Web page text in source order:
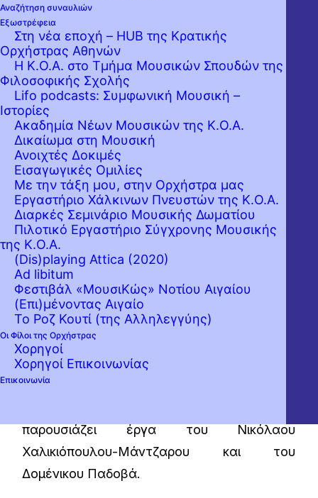
Αναζήτηση συναυλιών
Εξωστρέφεια
Στη νέα εποχή – HUB της Κρατικής
Ορχήστρας Αθηνών
Η Κ.Ο.Α. στο Τμήμα Μουσικών Σπουδών της
Φιλοσοφικής Σχολής
Lifo podcasts: Συμφωνική Μουσική –
Ιστορίες
Ακαδημία Νέων Μουσικών της Κ.Ο.Α.
Δικαίωμα στη Μουσική
Ανοιχτές Δοκιμές
Εισαγωγικές Ομιλίες
Με την τάξη μου, στην Ορχήστρα μας
Εργαστήριo Χάλκινων Πνευστών της Κ.Ο.Α.
Διαρκές Σεμινάριο Μουσικής Δωματίου
Πιλοτικό Εργαστήριο Σύγχρονης Μουσικής
της Κ.Ο.Α.
(Dis)playing Attica (2020)
Ad libitum
Φεστιβάλ «ΜουσιΚώς» Νοτίου Αιγαίου
(Επι)μένοντας Αιγαίο
Το Ροζ Κουτί (της Αλληλεγγύης)
Οι Φίλοι της Ορχήστρας
Χορηγοί
Χορηγοί Επικοινωνίας
Επικοινωνία
Αίθουσα Δημήτρης Μητρόπουλος
Η Κρατική Ορχήστρα Αθηνών φιλοξενεί τη
Συμφωνική Ορχήστρα του Δήμου
Αθηναίων στην 2η συναυλία των Ελληνικών
παρουσιάζει έργα του Νικόλαου
Χαλικιόπουλου-Μάντζαρου και του
Δομένικου Παδοβά.